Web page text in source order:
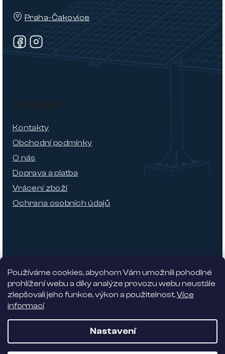
Používáme cookies, abychom Vám umožnili pohodlné
prohlížení webu a díky analýze provozu webu neustále
zlepšovali jeho funkce, výkon a použitelnost.Více
informací
Nastavení
Praha-Čakovice
O nákupu
Kontakty
Obchodní podmínky
O nás
Doprava a platba
Vrácení zboží
Ochrana osobních údajů